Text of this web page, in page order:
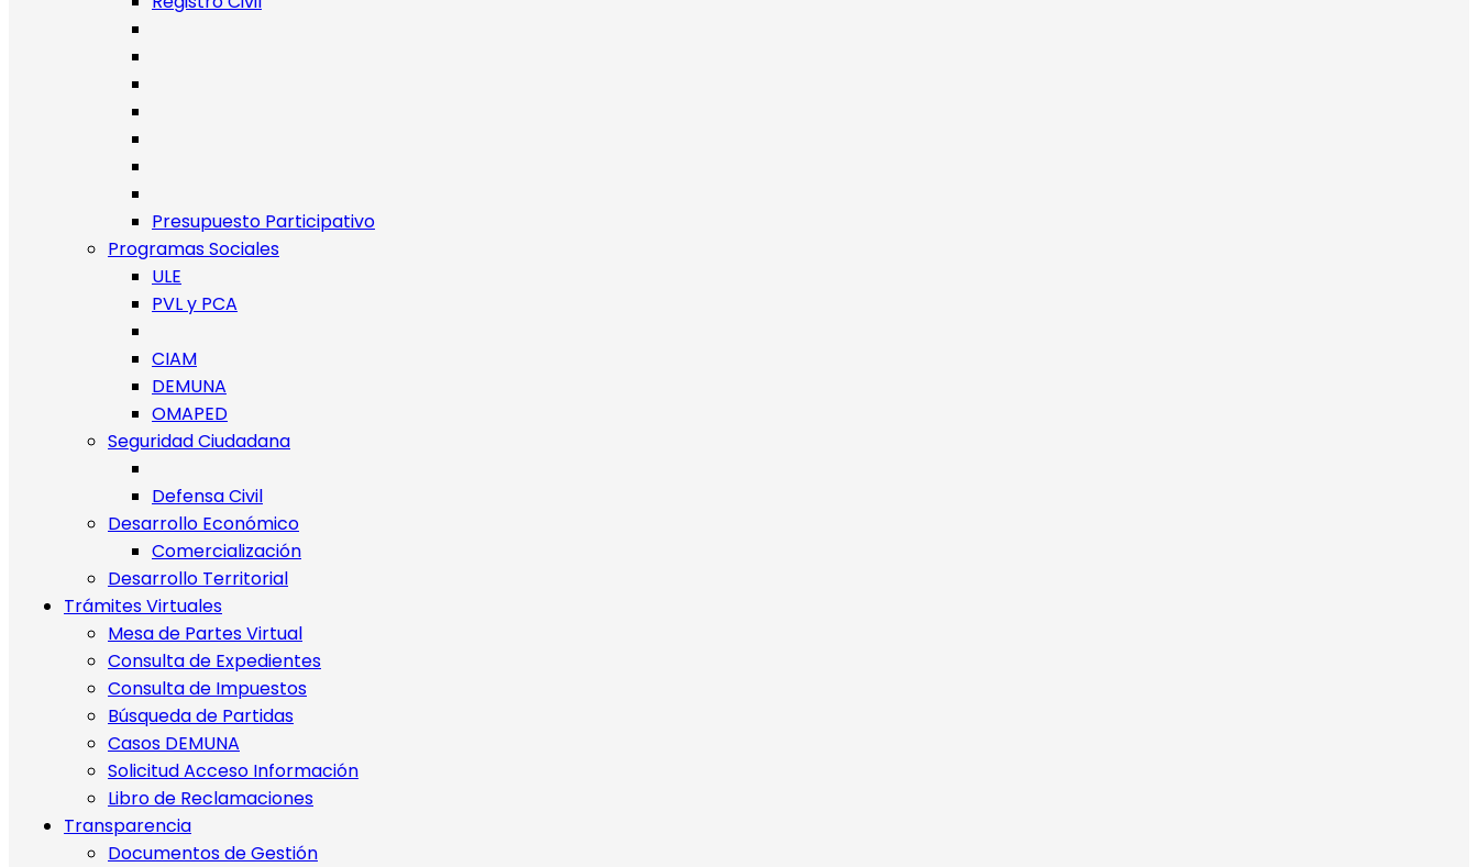
Presupuesto Participativo
Programas Sociales
ULE
PVL y PCA
CIAM
DEMUNA
OMAPED
Seguridad Ciudadana
Defensa Civil
Desarrollo Económico
Comercialización
Desarrollo Territorial
Trámites Virtuales
Mesa de Partes Virtual
Consulta de Expedientes
Consulta de Impuestos
Búsqueda de Partidas
Casos DEMUNA
Solicitud Acceso Información
Libro de Reclamaciones
Transparencia
Documentos de Gestión